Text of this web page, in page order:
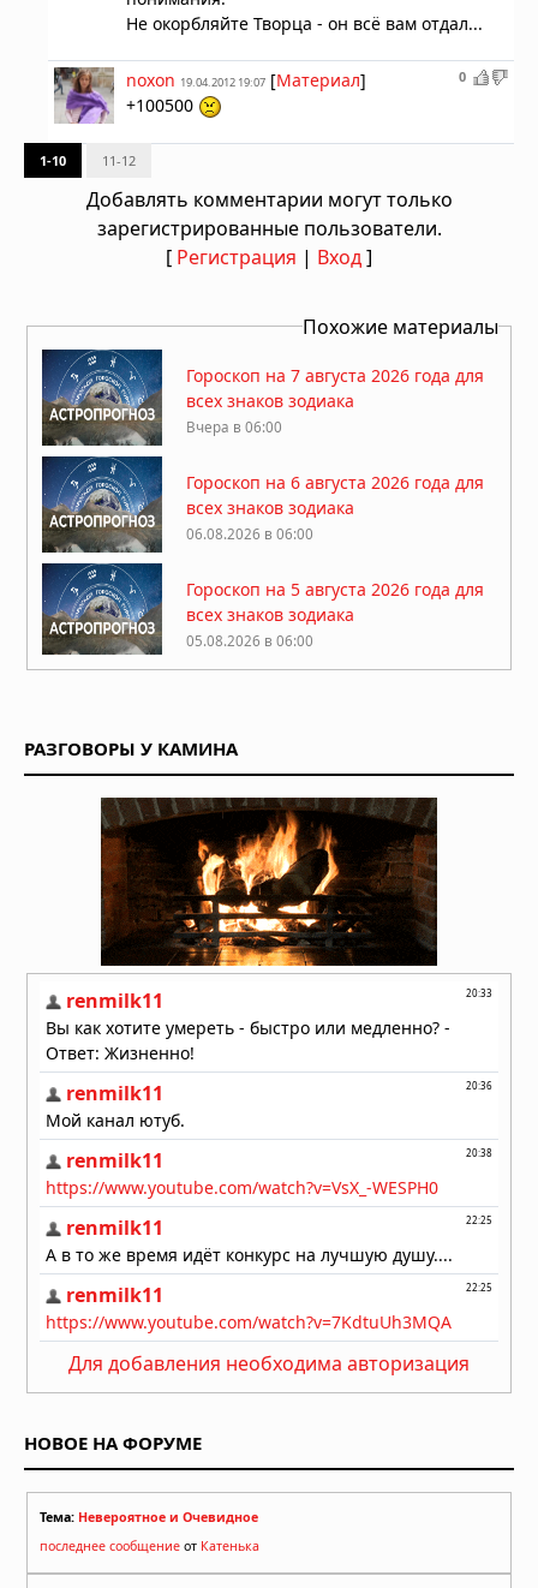
Не окорбляйте Творца - он всё вам отдал...
0
noxon 19.04.2012 19:07 [Материал]
+100500
1-10 11-12
Добавлять комментарии могут только
зарегистрированные пользователи.
[ Регистрация | Вход]
Похожие материалы
Гороскоп на 7 августа 2026 года для
всех знаков зодиака
Вчера в 06:00
Гороскоп на 6 августа 2026 года для
всех знаков зодиака
06.08.2026 в 06:00
Гороскоп на 5 августа 2026 года для
всех знаков зодиака
05.08.2026 в 06:00
04.08.2026 в 06:00
Гороскоп на 3 августа 2026 года для
всех знаков зодиака
03.08.2026 в 06:00
Гороскоп на 2 августа 2026 года для
всех знаков зодиака
02.08.2026 в 06:00
Гороскоп на 1 августа 2026 года для
всех знаков зодиака
01.08.2026 в 06:00
Гороскоп на 30 июля 2026 года для
всех знаков зодиака
Гороскоп на 29 июля 2026 года для
всех знаков зодиака
29.07.2026 в 06:00
РАЗГОВОРЫ У КАМИНА
Для добавления необходима авторизация
НОВОЕ НА ФОРУМЕ
Тема: Невероятное и Очевидное
последнее сообщение от Катенька